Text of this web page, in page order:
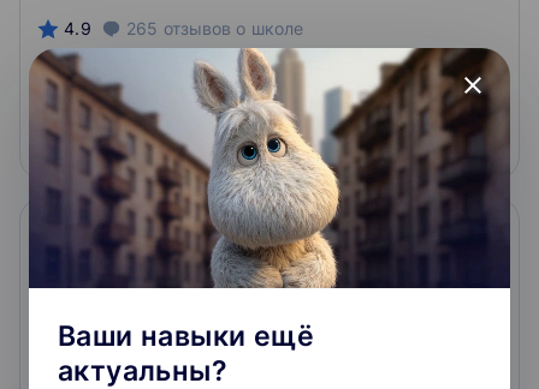
4.9 265 отзывов о школе
227 484 ₽
Подробнее На сайт курса
close
Ваши навыки ещё
актуальны?